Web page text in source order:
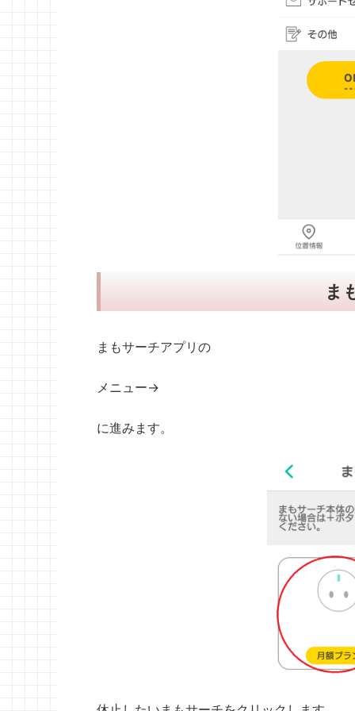
ま
まもサーチアプリの
メニュー→
に進みます。